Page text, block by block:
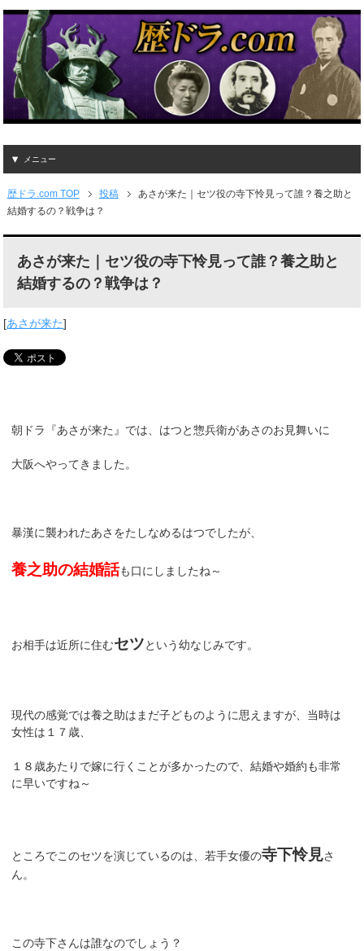
メニュー
歴ドラ.com TOP 投稿
あさが来た｜セツ役の寺下怜見って誰？養之助と
結婚するの？戦争は？
あさが来た｜セツ役の寺下怜見って誰？養之助と
結婚するの？戦争は？
[あさが来た]
朝ドラ『あさが来た』では、はつと惣兵衛があさのお見舞いに
大阪へやってきました。
暴漢に襲われたあさをたしなめるはつでしたが、
養之助の結婚話も口にしましたね～
お相手は近所に住むセツという幼なじみです。
現代の感覚では養之助はまだ子どものように思えますが、当時は
女性は１７歳、
１８歳あたりで嫁に行くことが多かったので、結婚や婚約も非常
に早いですね～
ところでこのセツを演じているのは、若手女優の寺下怜見さ
ん。
この寺下さんは誰なのでしょう？